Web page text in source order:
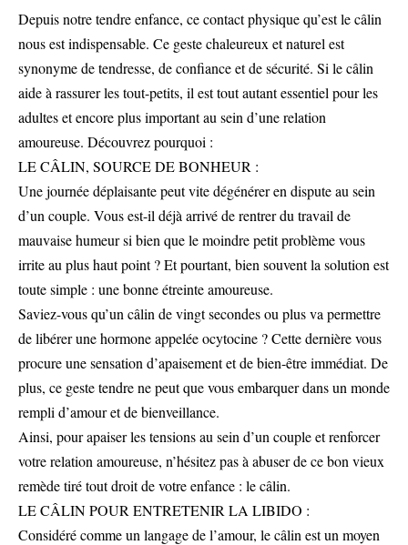
Depuis notre tendre enfance, ce contact physique qu’est le câlin
nous est indispensable. Ce geste chaleureux et naturel est
synonyme de tendresse, de confiance et de sécurité. Si le câlin
aide à rassurer les tout-petits, il est tout autant essentiel pour les
adultes et encore plus important au sein d’une relation
amoureuse. Découvrez pourquoi :
LE CÂLIN, SOURCE DE BONHEUR :
Une journée déplaisante peut vite dégénérer en dispute au sein
d’un couple. Vous est-il déjà arrivé de rentrer du travail de
mauvaise humeur si bien que le moindre petit problème vous
irrite au plus haut point ? Et pourtant, bien souvent la solution est
toute simple : une bonne étreinte amoureuse.
Saviez-vous qu’un câlin de vingt secondes ou plus va permettre
de libérer une hormone appelée ocytocine ? Cette dernière vous
procure une sensation d’apaisement et de bien-être immédiat. De
plus, ce geste tendre ne peut que vous embarquer dans un monde
rempli d’amour et de bienveillance.
Ainsi, pour apaiser les tensions au sein d’un couple et renforcer
votre relation amoureuse, n’hésitez pas à abuser de ce bon vieux
remède tiré tout droit de votre enfance : le câlin.
LE CÂLIN POUR ENTRETENIR LA LIBIDO :
Considéré comme un langage de l’amour, le câlin est un moyen